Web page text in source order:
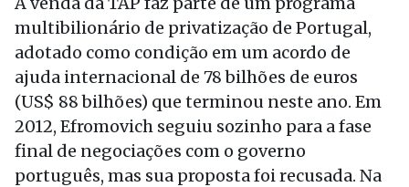
multibilionário de privatização de Portugal,
adotado como condição em um acordo de
ajuda internacional de 78 bilhões de euros
(US$ 88 bilhões) que terminou neste ano. Em
2012, Efromovich seguiu sozinho para a fase
final de negociações com o governo
português, mas sua proposta foi recusada. Na